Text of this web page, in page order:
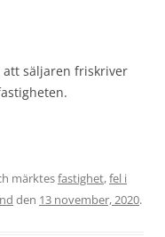
att säljaren friskriver
märktesfastighet,fel i
den 13 november, 2020.